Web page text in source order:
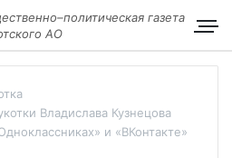
газета
АО
Владислава Кузнецова
и «ВКонтакте»